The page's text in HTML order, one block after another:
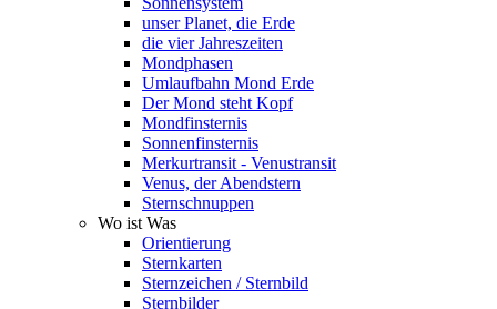
unser Planet, die Erde
die vier Jahreszeiten
Mondphasen
Umlaufbahn Mond Erde
Der Mond steht Kopf
Mondfinsternis
Sonnenfinsternis
Merkurtransit - Venustransit
Venus, der Abendstern
Sternschnuppen
Wo ist Was
Orientierung
Sternkarten
Sternzeichen / Sternbild
Sternbilder